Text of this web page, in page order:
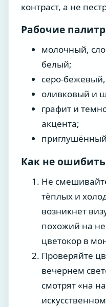
контраст, а не
Рабочие
молочный,
белый;
серо-
оливковый и
графит и
акцента;
Как не
Не
тёплых и
возникнет
похожий на
цветокор в
Проверяйте
вечернем
смотрят «на